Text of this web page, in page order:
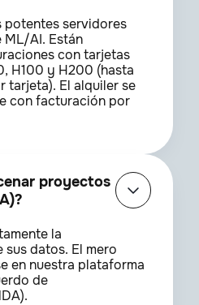
potentes servidores
ML/AI. Están
con tarjetas
H100 y H200 (hasta
tarjeta). El alquiler se
con facturación por
proyectos
la
datos. El mero
en nuestra plataforma
de